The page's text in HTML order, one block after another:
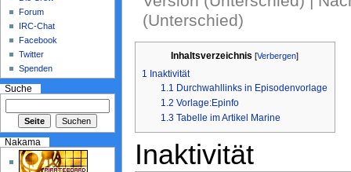
(Unterschied)
Inhaltsverzeichnis [Verbergen]
1 Inaktivität
1.1 Durchwahllinks in Episodenvorlage
1.2 Vorlage:Epinfo
1.3 Tabelle im Artikel Marine
Inaktivität
Forum
IRC-Chat
Facebook
Twitter
Spenden
Suche
Nakama